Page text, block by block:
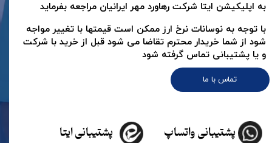
تماس با ما
به اپلیکیشن ایتا شرکت رهاورد مهر ایرانیان مراجعه بفرماید
پشتیبانی ایتا پشتیبانی واتساپ
با توجه به نوسانات نرخ ارز ممکن است قیمتها با تغییر مواجه
شود از شما خریدار محترم تقاضا می شود قبل از خرید با شرکت
و یا پشتیبانی تماس گرفته شود